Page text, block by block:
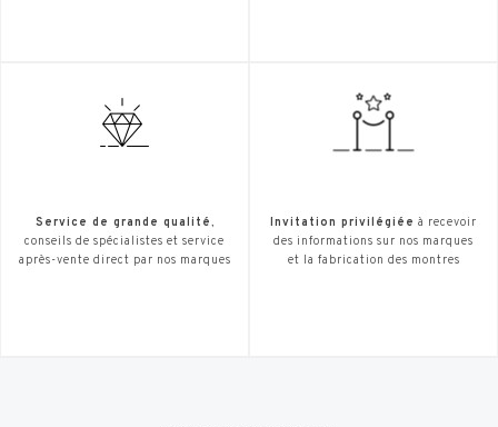
Service de grande qualité,
conseils de spécialistes et service
après-vente direct par nos marques
Invitation privilégiée à recevoir
des informations sur nos marques
et la fabrication des montres